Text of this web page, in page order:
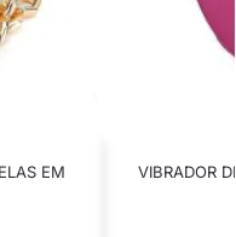
EM
VIBRADOR